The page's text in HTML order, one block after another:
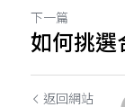
下一篇
如何挑選
返回網站